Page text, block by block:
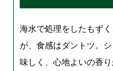
海水で処理をしたもず
が、食感はダントツ。
味しく、心地よいの香